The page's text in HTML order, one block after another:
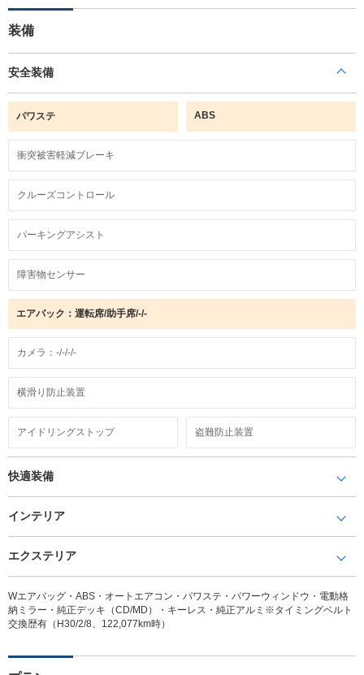
装備
安全装備
パワステ ABS
衝突被害軽減ブレーキ
クルーズコントロール
パーキングアシスト
障害物センサー
エアバック：運転席/助手席/-/-
カメラ：-/-/-/-
横滑り防止装置
アイドリングストップ 盗難防止装置
快適装備
インテリア
エクステリア
Wエアバッグ・ABS・オートエアコン・パワステ・パワーウィンドウ・電動格
納ミラー・純正デッキ（CD/MD）・キーレス・純正アルミ※タイミングベルト
交換歴有（H30/2/8、122,077km時）